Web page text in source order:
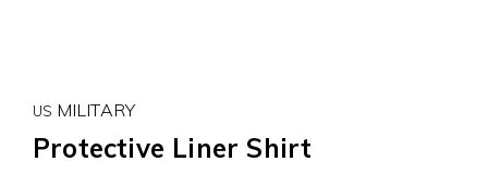
US MILITARY
Protective Liner Shirt